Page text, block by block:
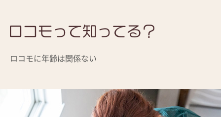
ロコモに年齢は関係ない